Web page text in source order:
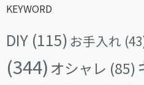
KEYWORD
DIY (115) お手入れ
(344) オシャレ (85)